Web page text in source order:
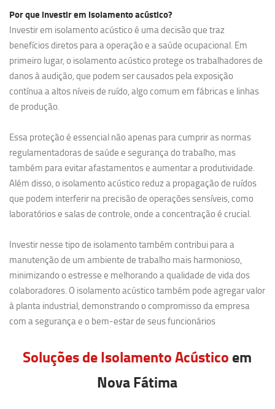
Por que investir em isolamento acústico?
Investir em isolamento acústico é uma decisão que traz
benefícios diretos para a operação e a saúde ocupacional. Em
primeiro lugar, o isolamento acústico protege os trabalhadores de
danos à audição, que podem ser causados pela exposição
contínua a altos níveis de ruído, algo comum em fábricas e linhas
de produção.
Essa proteção é essencial não apenas para cumprir as normas
regulamentadoras de saúde e segurança do trabalho, mas
também para evitar afastamentos e aumentar a produtividade.
Além disso, o isolamento acústico reduz a propagação de ruídos
que podem interferir na precisão de operações sensíveis, como
laboratórios e salas de controle, onde a concentração é crucial.
Investir nesse tipo de isolamento também contribui para a
manutenção de um ambiente de trabalho mais harmonioso,
minimizando o estresse e melhorando a qualidade de vida dos
colaboradores. O isolamento acústico também pode agregar valor
à planta industrial, demonstrando o compromisso da empresa
com a segurança e o bem-estar de seus funcionários
Soluções de Isolamento Acústico em
Nova Fátima